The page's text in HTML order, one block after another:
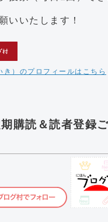
いいたします！
）のプロフィールはこちら
購読＆読者登録